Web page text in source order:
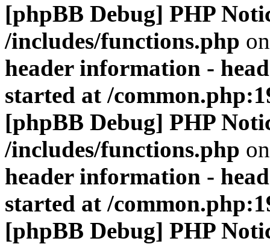
[phpBB Debug] PHP
/includes/functions.php
header information -
started at /
[phpBB Debug] PHP
/includes/functions.php
header information -
started at /
[phpBB Debug] PHP